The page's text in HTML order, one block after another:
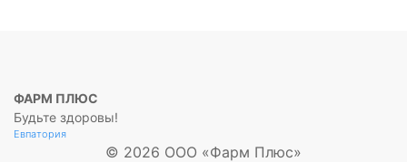
ФАРМ ПЛЮС
Будьте здоровы!
Евпатория
© 2026 ООО «Фарм Плюс»